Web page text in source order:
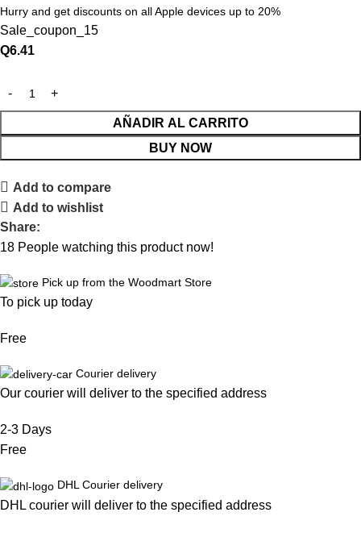
Hurry and get discounts on all Apple devices up to 20%
Sale_coupon_15
Q6.41
AÑADIR AL CARRITO
BUY NOW
Add to compare
Add to wishlist
Share:
18 People watching this product now!
Pick up from the Woodmart Store
To pick up today
Free
Courier delivery
Our courier will deliver to the specified address
2-3 Days
Free
DHL Courier delivery
DHL courier will deliver to the specified address